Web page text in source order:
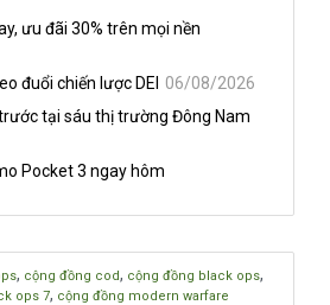
ưu đãi 30% trên mọi nền
đuổi chiến lược DEI 06/08/2026
tại sáu thị trường Đông Nam
Pocket 3 ngay hôm
, cộng đồng cod, cộng đồng black ops,
ops 7, cộng đồng modern warfare